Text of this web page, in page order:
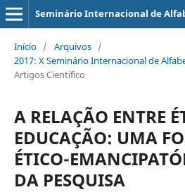
Seminário Internacional de
Início / Arquivos /
2017: X Seminário Internacional de
Artigos Científico
A RELAÇÃO ENTRE
EDUCAÇÃO: UMA
ÉTICO-
DA PESQUISA